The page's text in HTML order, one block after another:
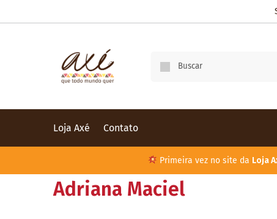
Loja Axé Contato
Primeira vez no site da Loja
Adriana Maciel